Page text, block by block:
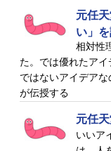
元任
い」
相対性
た。では優れたア
ではないアイデア
が伝授する
元任
いいア